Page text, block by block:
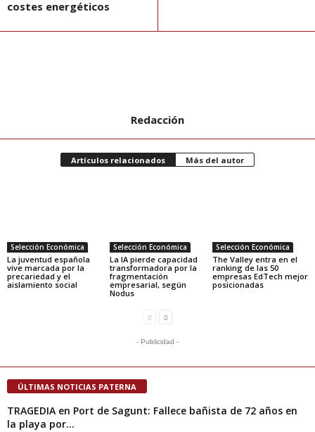
costes energéticos
Redacción
Artículos relacionados Más del autor
Selección Económica
La juventud española
vive marcada por la
precariedad y el
aislamiento social
Selección Económica
La IA pierde capacidad
transformadora por la
fragmentación
empresarial, según
Nodus
Selección Económica
The Valley entra en el
ranking de las 50
empresas EdTech mejor
posicionadas
- Publicidad -
ÚLTIMAS NOTICIAS PATERNA
TRAGEDIA en Port de Sagunt: Fallece bañista de 72 años en
la playa por...